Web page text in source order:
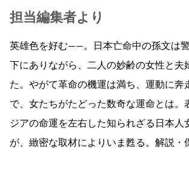
担当編集者より
英雄色を好む——。日本亡命中の孫文は
下にありながら、二人の妙齢の女性と夫
た。やがて革命の機運は満ち、運動に奔
で、女たちがたどった数奇な運命とは。
ジアの命運を左右した知られざる日本人
が、緻密な取材によりいま甦る。解説・